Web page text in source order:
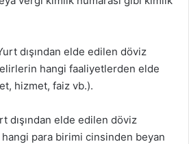
dışından elde edilen döviz
hangi faaliyetlerden elde
hizmet, faiz vb.).
dışından elde edilen döviz
para birimi cinsinden beyan